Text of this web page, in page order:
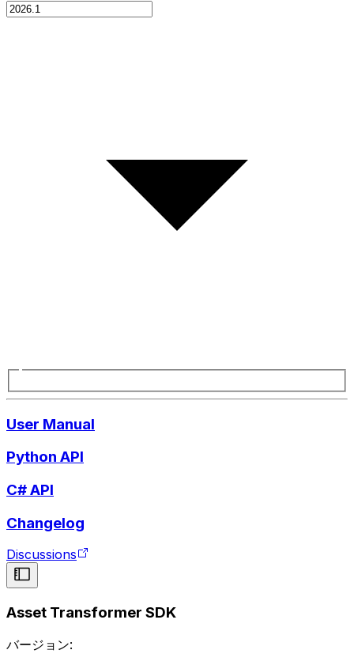
User Manual
Python API
C# API
Changelog
Discussions
Asset Transformer SDK
バージョン: